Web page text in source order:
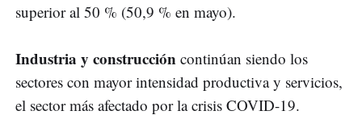
superior al 50 % (50,9 % en mayo).
Industria y construcción continúan siendo los
sectores con mayor intensidad productiva y servicios,
el sector más afectado por la crisis COVID-19.